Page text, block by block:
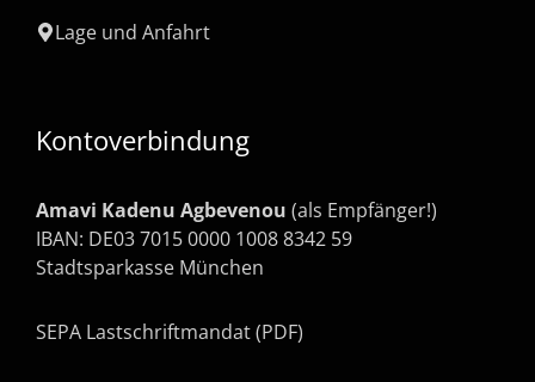
Lage und Anfahrt
Kontoverbindung
Amavi Kadenu Agbevenou (als Empfänger!)
IBAN: DE03 7015 0000 1008 8342 59
Stadtsparkasse München
SEPA Lastschriftmandat (PDF)